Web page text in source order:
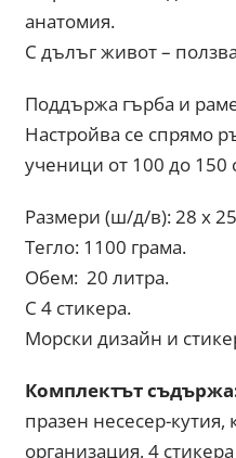
анатомия.
С дълъг живот –
Поддържа гърба и
Настройва се спрямо
ученици от 100 до 150
Размери (ш/д/в): 28 x
Тегло: 1100 грама.
Обем: 20 литра.
С 4 стикера.
Морски дизайн и
Комплектът
празен несесер-кутия,
организация, 4